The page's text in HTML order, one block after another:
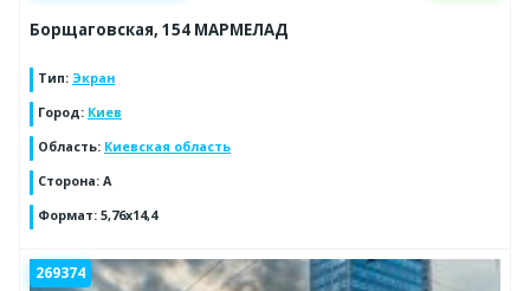
Борщаговская, 154 МАРМЕЛАД
Тип: Экран
Город: Киев
Область: Киевская область
Сторона: А
Формат: 5,76х14,4
269374